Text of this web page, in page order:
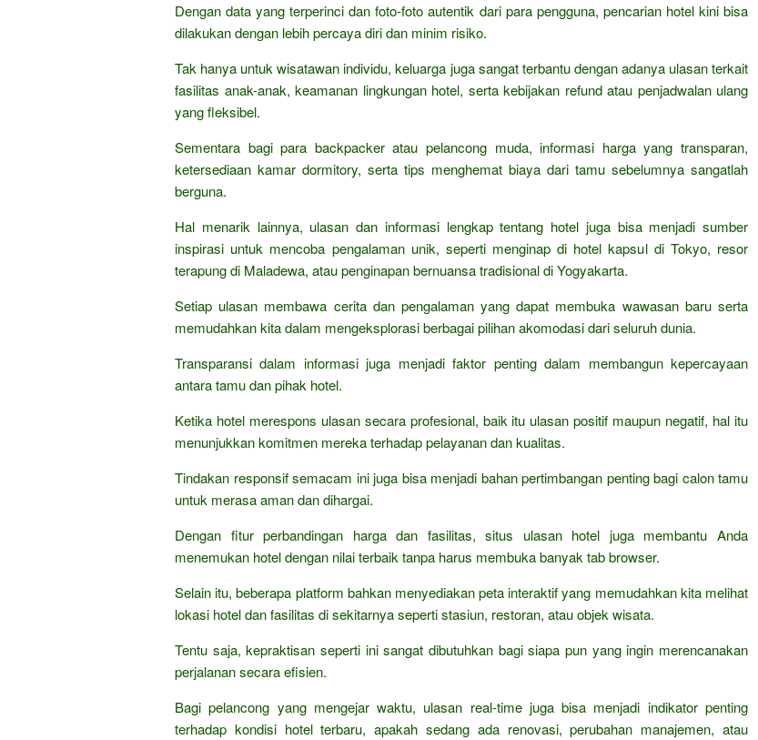
Dengan data yang terperinci dan foto-foto autentik dari para pengguna, pencarian hotel kini bisa
dilakukan dengan lebih percaya diri dan minim risiko.
Tak hanya untuk wisatawan individu, keluarga juga sangat terbantu dengan adanya ulasan terkait
fasilitas anak-anak, keamanan lingkungan hotel, serta kebijakan refund atau penjadwalan ulang
yang fleksibel.
Sementara bagi para backpacker atau pelancong muda, informasi harga yang transparan,
ketersediaan kamar dormitory, serta tips menghemat biaya dari tamu sebelumnya sangatlah
berguna.
Hal menarik lainnya, ulasan dan informasi lengkap tentang hotel juga bisa menjadi sumber
inspirasi untuk mencoba pengalaman unik, seperti menginap di hotel kapsul di Tokyo, resor
terapung di Maladewa, atau penginapan bernuansa tradisional di Yogyakarta.
Setiap ulasan membawa cerita dan pengalaman yang dapat membuka wawasan baru serta
memudahkan kita dalam mengeksplorasi berbagai pilihan akomodasi dari seluruh dunia.
Transparansi dalam informasi juga menjadi faktor penting dalam membangun kepercayaan
antara tamu dan pihak hotel.
Ketika hotel merespons ulasan secara profesional, baik itu ulasan positif maupun negatif, hal itu
menunjukkan komitmen mereka terhadap pelayanan dan kualitas.
Tindakan responsif semacam ini juga bisa menjadi bahan pertimbangan penting bagi calon tamu
untuk merasa aman dan dihargai.
Dengan fitur perbandingan harga dan fasilitas, situs ulasan hotel juga membantu Anda
menemukan hotel dengan nilai terbaik tanpa harus membuka banyak tab browser.
Selain itu, beberapa platform bahkan menyediakan peta interaktif yang memudahkan kita melihat
lokasi hotel dan fasilitas di sekitarnya seperti stasiun, restoran, atau objek wisata.
Tentu saja, kepraktisan seperti ini sangat dibutuhkan bagi siapa pun yang ingin merencanakan
perjalanan secara efisien.
Bagi pelancong yang mengejar waktu, ulasan real-time juga bisa menjadi indikator penting
terhadap kondisi hotel terbaru, apakah sedang ada renovasi, perubahan manajemen, atau